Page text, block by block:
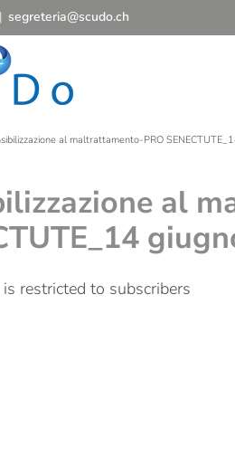
| segreteria@scudo.ch
al maltrattamento-PRO
al
restricted to subscribers